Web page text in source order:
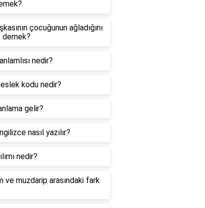
çocuğunun ağladığını
demek?
nedir?
kodu nedir?
gelir?
nasıl yazılır?
nedir?
ve muzdarip arasındaki fark